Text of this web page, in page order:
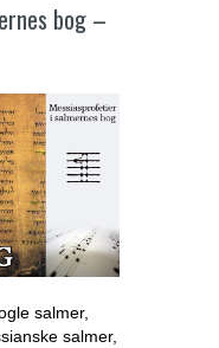
bog –
salmer,
salmer,